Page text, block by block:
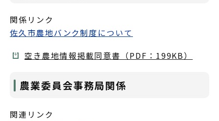
関係リンク
佐久市農地バンク制度について
空き農地情報掲載同意書（PDF：199KB）
農業委員会事務局関係
関連リンク